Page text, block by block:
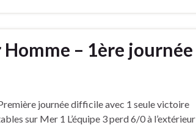
– 1ère journée
journée difficile avec 1 seule victoire
sur Mer 1 L’équipe 3 perd 6/0 à l’extérieur